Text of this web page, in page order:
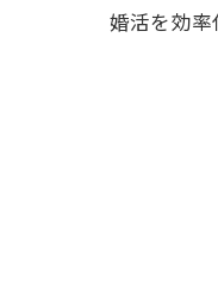
婚活を効率